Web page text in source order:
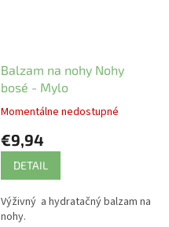
Balzam na nohy Nohy
bosé - Mylo
Momentálne nedostupné
€9,94
DETAIL
Výživný a hydratačný balzam na
nohy.